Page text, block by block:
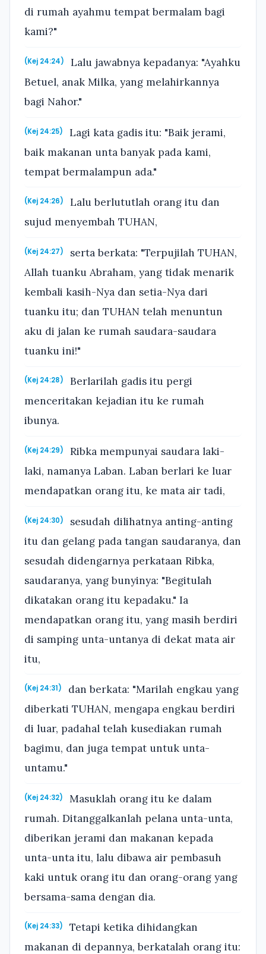
di rumah ayahmu tempat bermalam bagi
kami?"
(Kej 24:24)
Lalu jawabnya kepadanya: "Ayahku
Betuel, anak Milka, yang melahirkannya
bagi Nahor."
(Kej 24:25)
Lagi kata gadis itu: "Baik jerami,
baik makanan unta banyak pada kami,
tempat bermalampun ada."
(Kej 24:26)
Lalu berlututlah orang itu dan
sujud menyembah TUHAN,
(Kej 24:27)
serta berkata: "Terpujilah TUHAN,
Allah tuanku Abraham, yang tidak menarik
kembali kasih-Nya dan setia-Nya dari
tuanku itu; dan TUHAN telah menuntun
aku di jalan ke rumah saudara-saudara
tuanku ini!"
(Kej 24:28)
Berlarilah gadis itu pergi
menceritakan kejadian itu ke rumah
ibunya.
(Kej 24:29)
Ribka mempunyai saudara laki-
laki, namanya Laban. Laban berlari ke luar
mendapatkan orang itu, ke mata air tadi,
(Kej 24:30)
sesudah dilihatnya anting-anting
itu dan gelang pada tangan saudaranya, dan
sesudah didengarnya perkataan Ribka,
saudaranya, yang bunyinya: "Begitulah
dikatakan orang itu kepadaku." Ia
mendapatkan orang itu, yang masih berdiri
di samping unta-untanya di dekat mata air
itu,
(Kej 24:31)
dan berkata: "Marilah engkau yang
diberkati TUHAN, mengapa engkau berdiri
di luar, padahal telah kusediakan rumah
bagimu, dan juga tempat untuk unta-
untamu."
(Kej 24:32)
Masuklah orang itu ke dalam
rumah. Ditanggalkanlah pelana unta-unta,
diberikan jerami dan makanan kepada
unta-unta itu, lalu dibawa air pembasuh
kaki untuk orang itu dan orang-orang yang
bersama-sama dengan dia.
(Kej 24:33)
Tetapi ketika dihidangkan
makanan di depannya, berkatalah orang itu: